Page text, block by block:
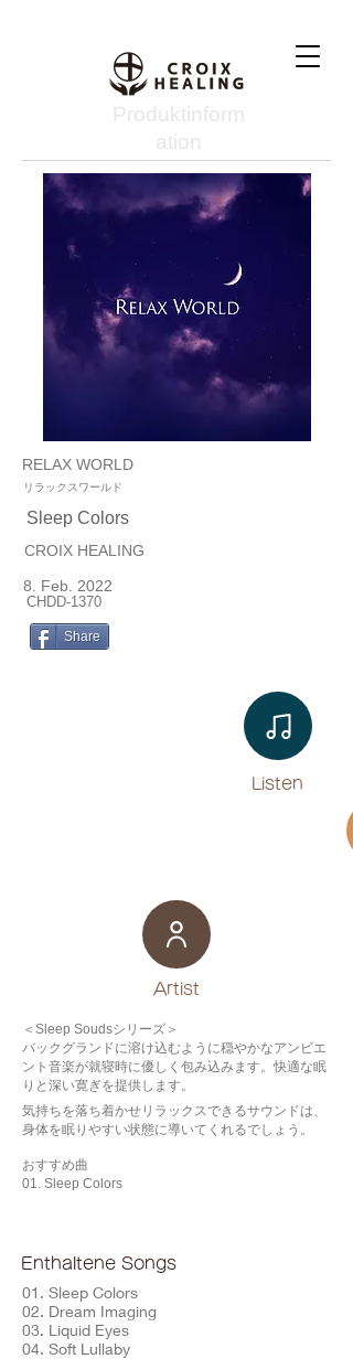
Produktinform
ation
RELAX WORLD
リラックスワールド
Sleep Colors
CROIX HEALING
8. Feb. 2022
CHDD-1370
Share
Listen​
​Artist
＜Sleep Soudsシリーズ＞
バックグランドに溶け込むように穏やかなアンビエ
ント音楽が就寝時に優しく包み込みます。快適な眠
りと深い寛ぎを提供します。
気持ちを落ち着かせリラックスできるサウンドは、
身体を眠りやすい状態に導いてくれるでしょう。
おすすめ曲
01. Sleep Colors
Enthaltene Songs
01. Sleep Colors
02. Dream Imaging
03. Liquid Eyes
04. Soft Lullaby